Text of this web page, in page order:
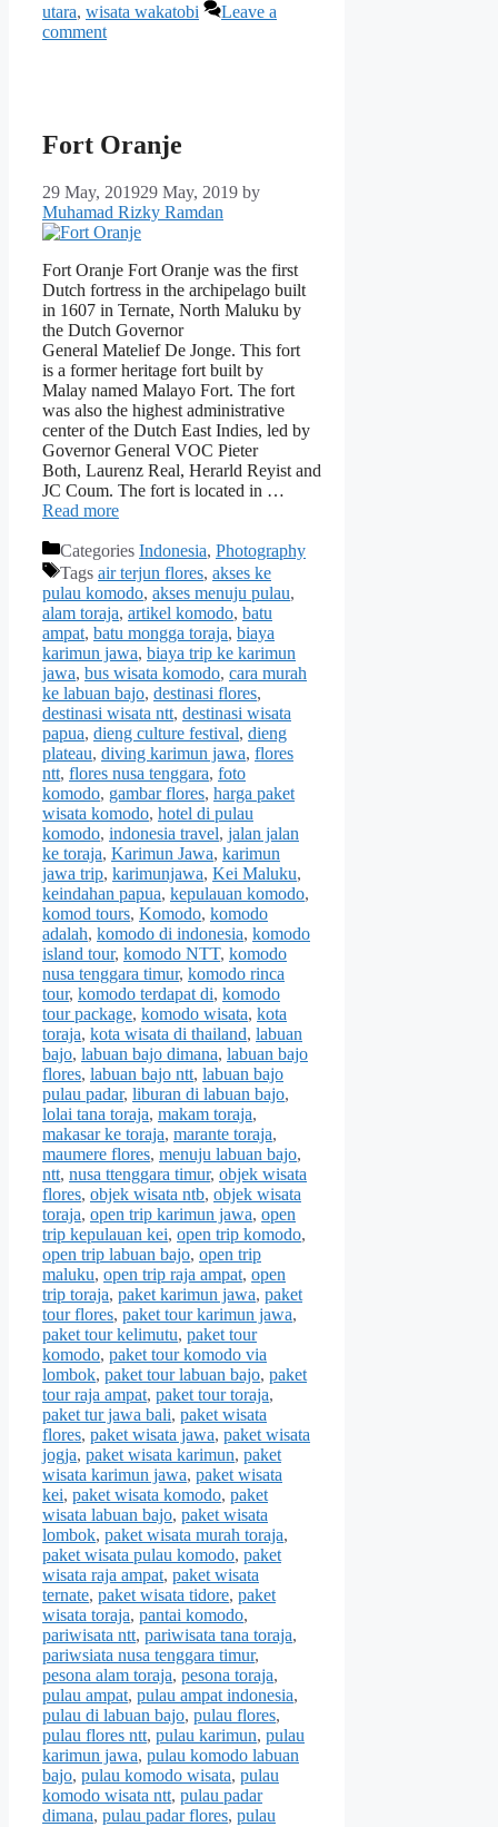
utara, wisata wakatobi
Leave a
comment
Fort Oranje
29 May, 201929 May, 2019 by
Muhamad Rizky Ramdan
Fort Oranje Fort Oranje was the first
Dutch fortress in the archipelago built
in 1607 in Ternate, North Maluku by
the Dutch Governor
General Matelief De Jonge. This fort
is a former heritage fort built by
Malay named Malayo Fort. The fort
was also the highest administrative
center of the Dutch East Indies, led by
Governor General VOC Pieter
Both, Laurenz Real, Herarld Reyist and
JC Coum. The fort is located in …
Read more
Categories Indonesia, Photography
Tags air terjun flores, akses ke
pulau komodo, akses menuju pulau,
alam toraja, artikel komodo, batu
ampat, batu mongga toraja, biaya
karimun jawa, biaya trip ke karimun
jawa, bus wisata komodo, cara murah
ke labuan bajo, destinasi flores,
destinasi wisata ntt, destinasi wisata
papua, dieng culture festival, dieng
plateau, diving karimun jawa, flores
ntt, flores nusa tenggara, foto
komodo, gambar flores, harga paket
wisata komodo, hotel di pulau
komodo, indonesia travel, jalan jalan
ke toraja, Karimun Jawa, karimun
jawa trip, karimunjawa, Kei Maluku,
keindahan papua, kepulauan komodo,
komod tours, Komodo, komodo
adalah, komodo di indonesia, komodo
island tour, komodo NTT, komodo
nusa tenggara timur, komodo rinca
tour, komodo terdapat di, komodo
tour package, komodo wisata, kota
toraja, kota wisata di thailand, labuan
bajo, labuan bajo dimana, labuan bajo
flores, labuan bajo ntt, labuan bajo
pulau padar, liburan di labuan bajo,
lolai tana toraja, makam toraja,
makasar ke toraja, marante toraja,
maumere flores, menuju labuan bajo,
ntt, nusa ttenggara timur, objek wisata
flores, objek wisata ntb, objek wisata
toraja, open trip karimun jawa, open
trip kepulauan kei, open trip komodo,
open trip labuan bajo, open trip
maluku, open trip raja ampat, open
trip toraja, paket karimun jawa, paket
tour flores, paket tour karimun jawa,
paket tour kelimutu, paket tour
komodo, paket tour komodo via
lombok, paket tour labuan bajo, paket
tour raja ampat, paket tour toraja,
paket tur jawa bali, paket wisata
flores, paket wisata jawa, paket wisata
jogja, paket wisata karimun, paket
wisata karimun jawa, paket wisata
kei, paket wisata komodo, paket
wisata labuan bajo, paket wisata
lombok, paket wisata murah toraja,
paket wisata pulau komodo, paket
wisata raja ampat, paket wisata
ternate, paket wisata tidore, paket
wisata toraja, pantai komodo,
pariwisata ntt, pariwisata tana toraja,
pariwsiata nusa tenggara timur,
pesona alam toraja, pesona toraja,
pulau ampat, pulau ampat indonesia,
pulau di labuan bajo, pulau flores,
pulau flores ntt, pulau karimun, pulau
karimun jawa, pulau komodo labuan
bajo, pulau komodo wisata, pulau
komodo wisata ntt, pulau padar
dimana, pulau padar flores, pulau